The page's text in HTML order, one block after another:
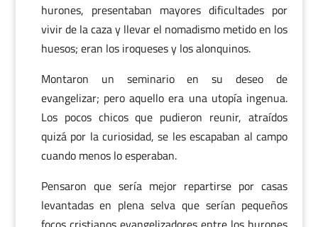
hurones, presentaban mayores dificultades por
vivir de la caza y llevar el nomadismo metido en los
huesos; eran los iroqueses y los alonquinos.
Montaron un seminario en su deseo de
evangelizar; pero aquello era una utopía ingenua.
Los pocos chicos que pudieron reunir, atraídos
quizá por la curiosidad, se les escapaban al campo
cuando menos lo esperaban.
Pensaron que sería mejor repartirse por casas
levantadas en plena selva que serían pequeños